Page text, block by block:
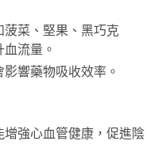
菠菜、堅果、黑巧克
流量。
響藥物吸收效率。
強心血管健康，促進陰